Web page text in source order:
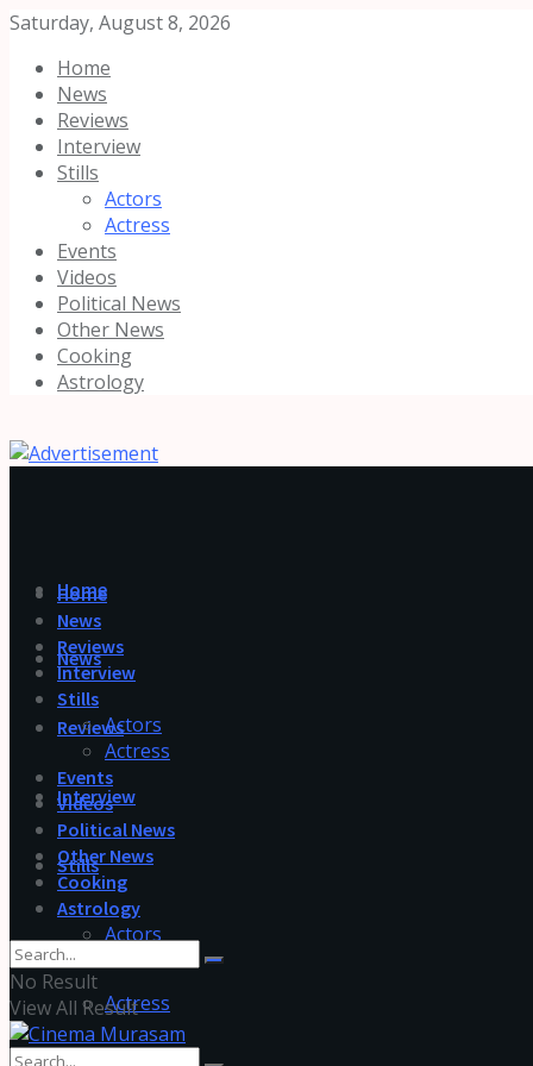
Saturday, August 8, 2026
Home
News
Reviews
Interview
Stills
Actors
Actress
Events
Videos
Political News
Other News
Cooking
Astrology
Home
News
Reviews
Interview
Stills
Actors
Actress
Home
News
Reviews
Interview
Stills
Actors
Actress
Events
Videos
Political News
Other News
Cooking
Astrology
No Result
View All Result